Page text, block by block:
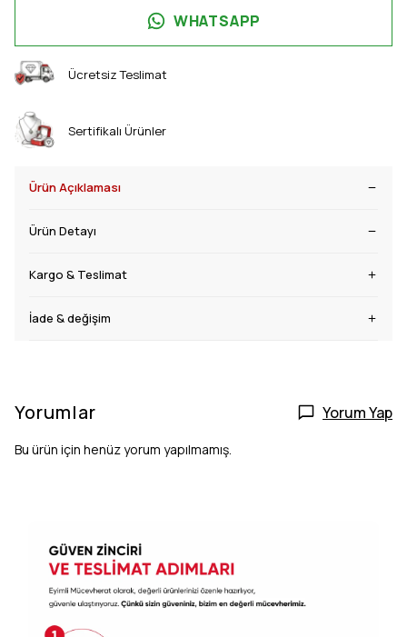
WHATSAPP
Ücretsiz Teslimat
Sertifikalı Ürünler
Ürün Açıklaması
Ürün Detayı
Kargo & Teslimat
İade & değişim
Yorumlar Yorum Yap
Bu ürün için henüz yorum yapılmamış.